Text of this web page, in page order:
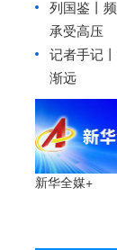
列国鉴丨
承受高压
记者手记
渐远
新华全媒+